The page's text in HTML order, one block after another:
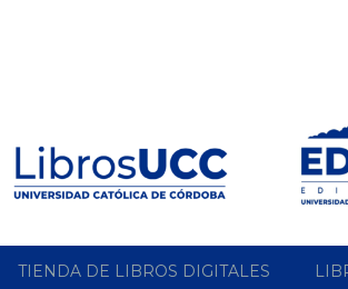
TIENDA DE LIBROS DIGITALES